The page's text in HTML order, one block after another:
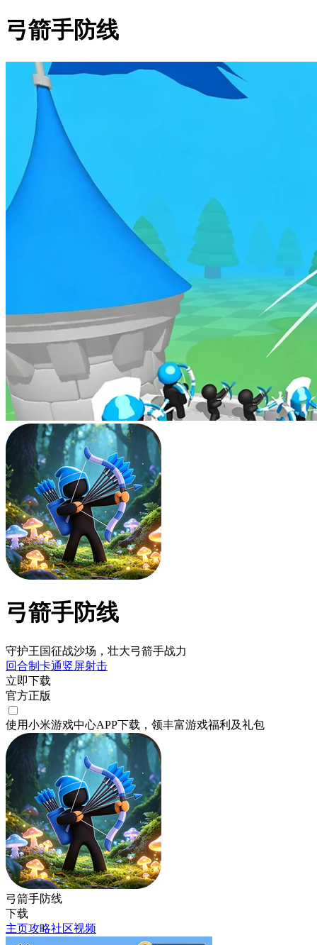
弓箭手防线
弓箭手防线
守护王国征战沙场，壮大弓箭手战力
回合制 卡通竖屏射击
立即下载
官方正版
使用小米游戏中心APP下载 ，领丰富游戏福利 及礼包
弓箭手防线
下载
主页攻略社区视频